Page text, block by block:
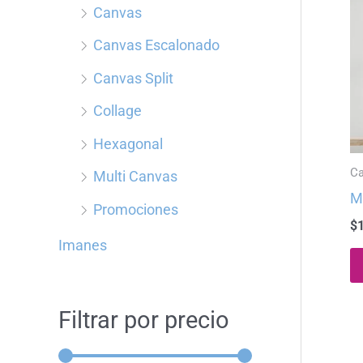
Canvas
Canvas Escalonado
Canvas Split
Collage
Hexagonal
Multi Canvas
Promociones
Imanes
Filtrar por precio
$